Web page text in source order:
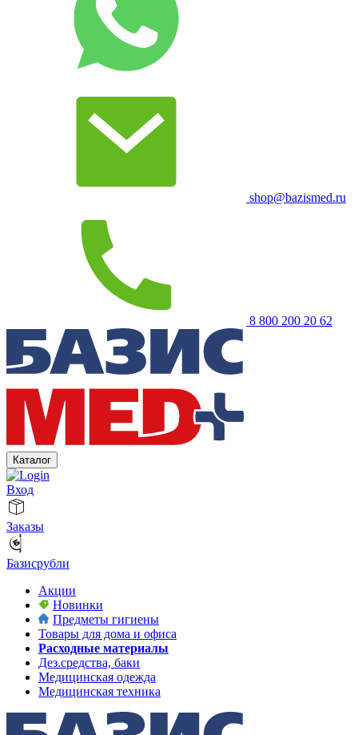
shop@bazismed.ru
8 800 200 20 62
Каталог
Вход
Заказы
Базисрубли
Акции
Новинки
Предметы гигиены
Товары для дома и офиса
Расходные материалы
Дез.средства, баки
Медицинская одежда
Медицинская техника